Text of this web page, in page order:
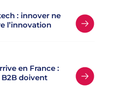
: innover ne
l’innovation
en France :
doivent